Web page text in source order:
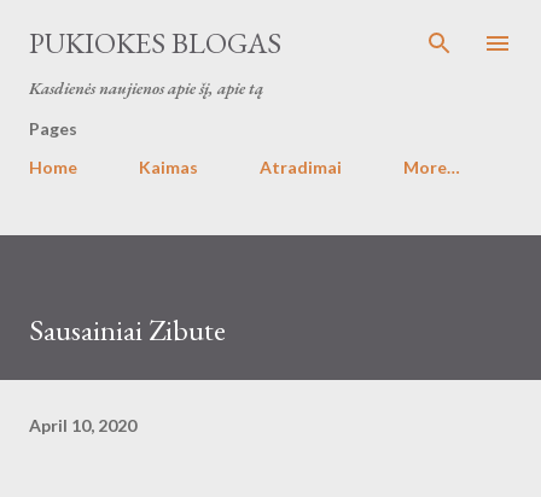
Skip to main content
PUKIOKES BLOGAS
Kasdienės naujienos apie šį, apie tą
Pages
Home
Kaimas Atradimai More…
Sausainiai Zibute
April 10, 2020